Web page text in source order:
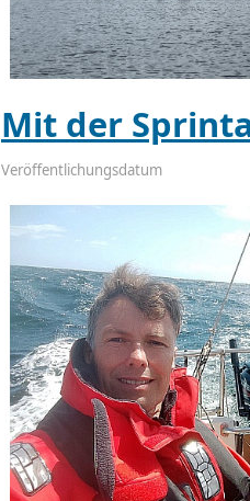
Mit der
Veröffentlichungsdatum